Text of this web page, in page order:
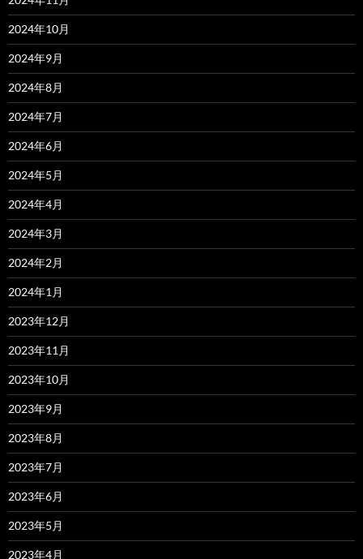
2024年10月
2024年9月
2024年8月
2024年7月
2024年6月
2024年5月
2024年4月
2024年3月
2024年2月
2024年1月
2023年12月
2023年11月
2023年10月
2023年9月
2023年8月
2023年7月
2023年6月
2023年5月
2023年4月